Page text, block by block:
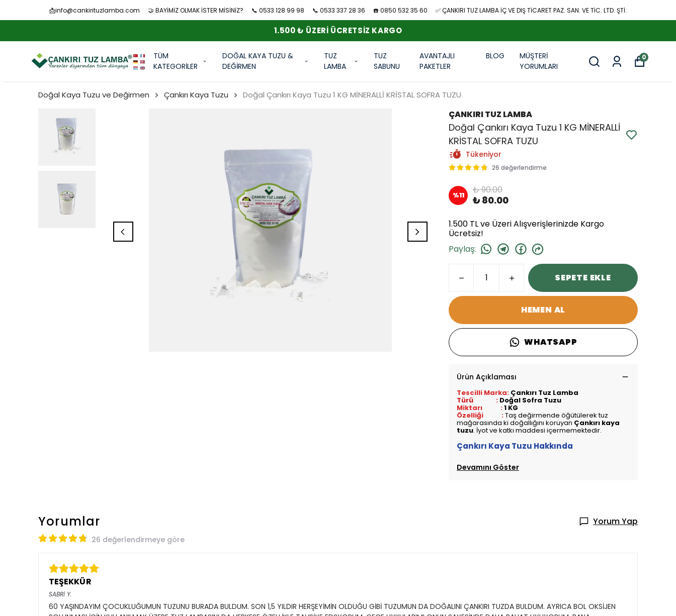
📩info@cankirituzlamba.com 🤝 BAYİMİZ OLMAK İSTER MİSİNİZ? 📞 0533 128 99 98 📞 0533 337 28 36 ☎️ 0850 532 35 60 ✅ ÇANKIRI TUZ LAMBA İÇ VE DIŞ TİCARET PAZ. SAN. VE TİC. LTD. ŞTİ.
1.500 ₺ ÜZERI ÜCRETSIZ KARGO
TÜM
KATEGORİLER
DOĞAL KAYA TUZU &
DEĞİRMEN
TUZ
LAMBA
TUZ
SABUNU
AVANTAJLI
PAKETLER
BLOG
MÜŞTERİ
YORUMLARI
0
Doğal Kaya Tuzu ve Değirmen Çankırı Kaya Tuzu Doğal Çankırı Kaya Tuzu 1 KG MİNERALLİ KRİSTAL SOFRA TUZU
ÇANKIRI TUZ LAMBA
Doğal Çankırı Kaya Tuzu 1 KG MİNERALLİ
KRİSTAL SOFRA TUZU
Tükeniyor
26 değerlendirme
%11 ₺ 90.00
₺ 80.00
1.500 TL ve Üzeri Alışverişlerinizde Kargo
Ücretsiz!
Paylaş:
SEPETE EKLE
HEMEN AL
WHATSAPP
Ürün Açıklaması
Tescilli Marka: Çankırı Tuz Lamba
Türü : Doğal Sofra Tuzu
Miktarı :1 KG
Özelliği :Taş değirmende öğütülerek tuz
mağarasında ki doğallığını koruyan Çankırı kaya
tuzu. İyot ve katkı maddesi içermemektedir.
Çankırı Kaya Tuzu Hakkında
Devamını Göster
Yorumlar Yorum Yap
26 değerlendirmeye göre
TEŞEKKÜR
SABRİ Y.
60 YAŞINDAYIM ÇOCUKLUĞUMUN TUZUNU BURADA BULDUM. SON 1,5 YILDIR HERŞEYİMİN OLDUĞU GİBİ TUZUMUN DA DOĞALINI ÇANKIRI TUZDA BULDUM. AYRICA BOL OKSİJEN